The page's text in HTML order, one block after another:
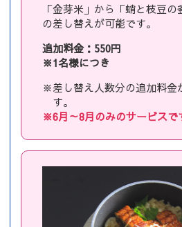
「金芽米」から「蛸と枝豆
の差し替えが可能です。
追加料金：550円
※1名様につき
※差し替え人数分の追加料金
す。
※6月～8月のみのサービスで